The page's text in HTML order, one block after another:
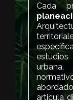
Cada
articula